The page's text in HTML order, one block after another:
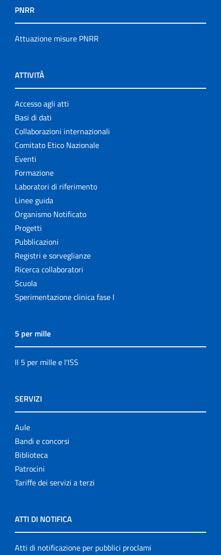
PNRR
Attuazione misure PNRR
ATTIVITÀ
Accesso agli atti
Basi di dati
Collaborazioni internazionali
Comitato Etico Nazionale
Eventi
Formazione
Laboratori di riferimento
Linee guida
Organismo Notificato
Progetti
Pubblicazioni
Registri e sorveglianze
Ricerca collaboratori
Scuola
Sperimentazione clinica fase I
5 per mille
Il 5 per mille e l'ISS
SERVIZI
Aule
Bandi e concorsi
Biblioteca
Patrocini
Tariffe dei servizi a terzi
ATTI DI NOTIFICA
Atti di notificazione per pubblici proclami